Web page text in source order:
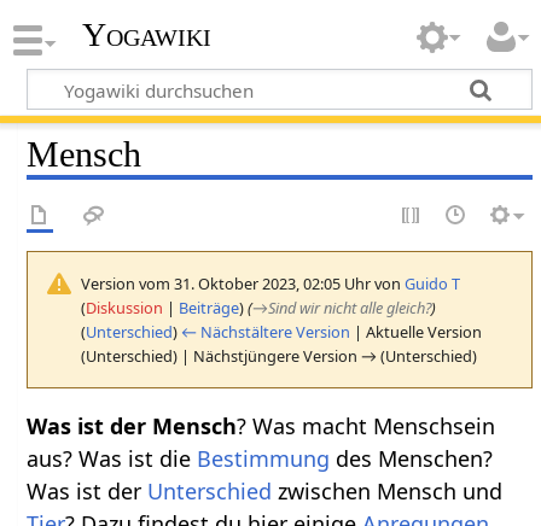
Yogawiki
Mensch
Version vom 31. Oktober 2023, 02:05 Uhr vonGuido T
(Diskussion | Beiträge)(→Sind wir nicht alle gleich?)
(Unterschied) ← Nächstältere Version | Aktuelle Version
(Unterschied) | Nächstjüngere Version → (Unterschied)
Was ist der Mensch? Was macht Menschsein
aus? Was ist die Bestimmung des Menschen?
Was ist der Unterschied zwischen Mensch und